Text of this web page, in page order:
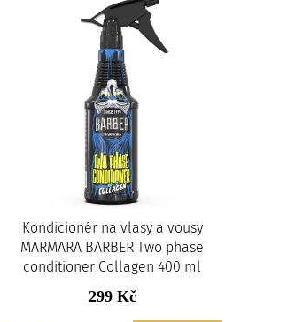
Kondicionér na vlasy a vousy
MARMARA BARBER Two phase
conditioner Collagen 400 ml
299 Kč